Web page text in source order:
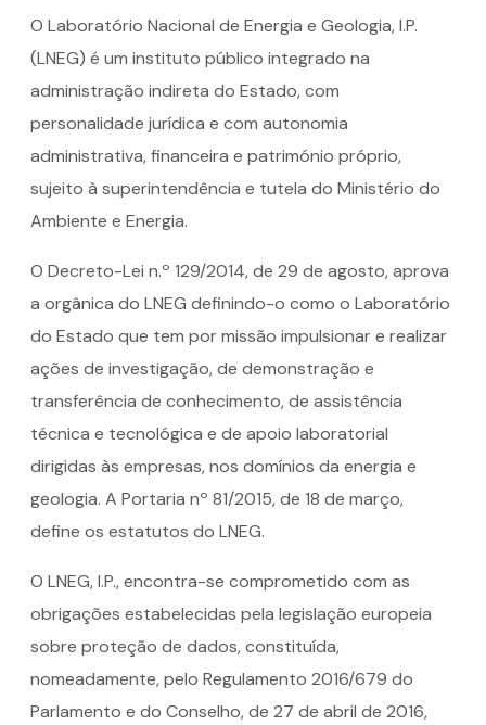
O Laboratório Nacional de Energia e Geologia, I.P.
(LNEG) é um instituto público integrado na
administração indireta do Estado, com
personalidade jurídica e com autonomia
administrativa, financeira e património próprio,
sujeito à superintendência e tutela do Ministério do
Ambiente e Energia.
O Decreto-Lei n.º 129/2014, de 29 de agosto, aprova
a orgânica do LNEG definindo-o como o Laboratório
do Estado que tem por missão impulsionar e realizar
ações de investigação, de demonstração e
transferência de conhecimento, de assistência
técnica e tecnológica e de apoio laboratorial
dirigidas às empresas, nos domínios da energia e
geologia. A Portaria nº 81/2015, de 18 de março,
define os estatutos do LNEG.
O LNEG, I.P., encontra-se comprometido com as
obrigações estabelecidas pela legislação europeia
sobre proteção de dados, constituída,
nomeadamente, pelo Regulamento 2016/679 do
Parlamento e do Conselho, de 27 de abril de 2016,